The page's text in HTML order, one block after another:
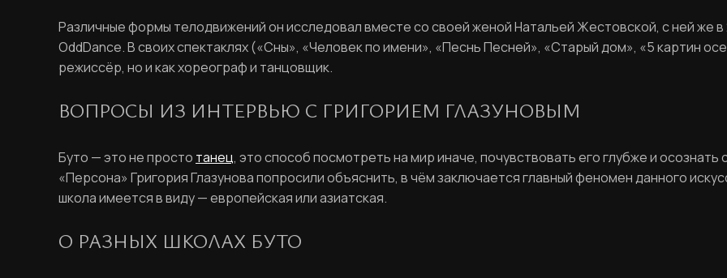
Различные формы телодвижений он исследовал вместе со своей женой Натальей Жестовской, с ней же
OddDance. В своих спектаклях («Сны», «Человек по имени», «Песнь Песней», «Старый дом», «5 картин
режиссёр, но и как хореограф и танцовщик.
ВОПРОСЫ ИЗ ИНТЕРВЬЮ С ГРИГОРИЕМ ГЛАЗУНОВЫМ
Буто — это не просто танец, это способ посмотреть на мир иначе, почувствовать его глубже и
«Персона» Григория Глазунова попросили объяснить, в чём заключается главный феномен данного
школа имеется в виду — европейская или азиатская.
О РАЗНЫХ ШКОЛАХ БУТО